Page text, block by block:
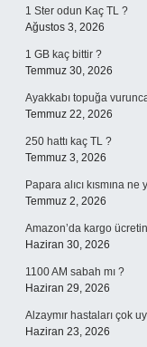
1 Ster odun Kaç TL ?
Ağustos 3, 2026
1 GB kaç bittir ?
Temmuz 30, 2026
Ayakkabı topuğa
Temmuz 22, 2026
250 hattı kaç TL ?
Temmuz 3, 2026
Papara alıcı kısmına ne
Temmuz 2, 2026
Amazon’da kargo
Haziran 30, 2026
1100 AM sabah mı ?
Haziran 29, 2026
Alzaymır hastaları çok
Haziran 23, 2026